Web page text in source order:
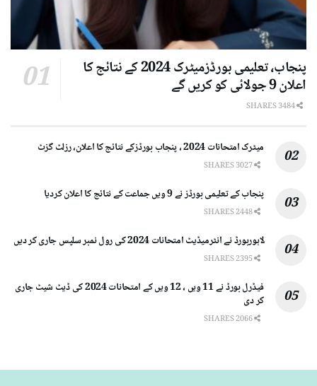
پنجاب، تعلیمی بورڈزمیٹرک 2024 کے نتائج کا
اعلان 9 جولائی کو کریں گے
میٹرک امتحانات 2024 ، پنجاب بورڈزکے نتائج کا اعلان، رزلٹ گزٹ
پنجاب کے تعلیمی بورڈز نے 9 ویں جماعت کے نتائج کا اعلان کردیا
لاہوربورڈ نے انٹرمیڈیٹ امتحانات 2024 کی رول نمبر سلپس جاری کر دیں
فیڈرل بورڈ نے 11 ویں ، 12 ویں کے امتحانات 2024 کی ڈیٹ شیٹ جاری
کر دی